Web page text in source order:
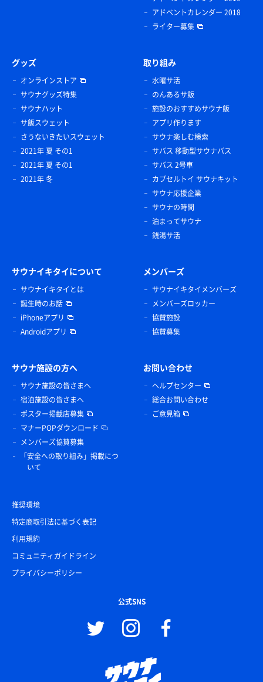
アドベントカレンダー 2018
ライター募集
グッズ
オンラインストア
サウナグッズ特集
サウナハット
サ飯スウェット
さうないきたいスウェット
2021年 夏 その1
2021年 夏 その1
2021年 冬
取り組み
水曜サ活
のんあるサ飯
施設のおすすめサウナ飯
アプリ作ります
サウナ楽しむ検索
サバス 移動型サウナバス
サバス 2号車
カプセルトイ サウナキット
サウナ応援企業
サウナの時間
泊まってサウナ
銭湯サ活
サウナイキタイについて
サウナイキタイとは
誕生時のお話
iPhoneアプリ
Androidアプリ
メンバーズ
サウナイキタイメンバーズ
メンバーズロッカー
協賛施設
協賛募集
サウナ施設の方へ
サウナ施設の皆さまへ
宿泊施設の皆さまへ
ポスター掲載店募集
マナーPOPダウンロード
メンバーズ協賛募集
「安全への取り組み」掲載につ
いて
お問い合わせ
ヘルプセンター
総合お問い合わせ
ご意見箱
推奨環境
特定商取引法に基づく表記
利用規約
コミュニティガイドライン
プライバシーポリシー
公式SNS